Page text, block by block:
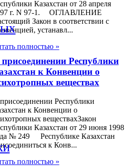
Казахстан от 28 апреля
г. N 97-1. ОГЛАВЛЕНИЕ
Закон в соответствии с
устанавл...
полностью »
Республики
к Конвенции о
веществах
Республики
к Конвенции о
веществахЗакон
Казахстан от 29 июня 1998
№ 249 Республике Казахстан
к Конв...
полностью »